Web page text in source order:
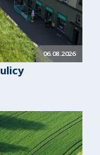
06.08.2026